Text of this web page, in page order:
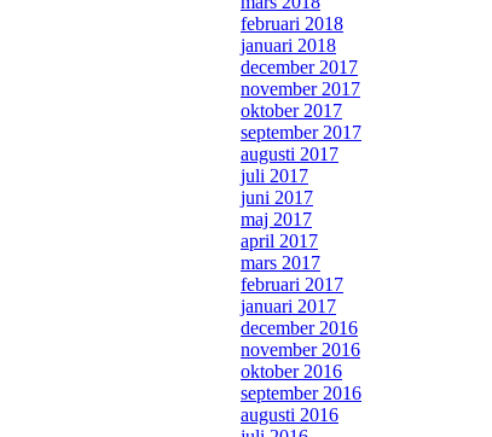
februari 2018
januari 2018
december 2017
november 2017
oktober 2017
september 2017
augusti 2017
juli 2017
juni 2017
maj 2017
april 2017
mars 2017
februari 2017
januari 2017
december 2016
november 2016
oktober 2016
september 2016
augusti 2016